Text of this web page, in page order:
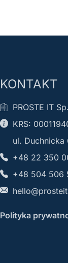
KONTAKT
PROSTE IT
KRS:
ul.
+48 22 350
+48 504 506
Polityka